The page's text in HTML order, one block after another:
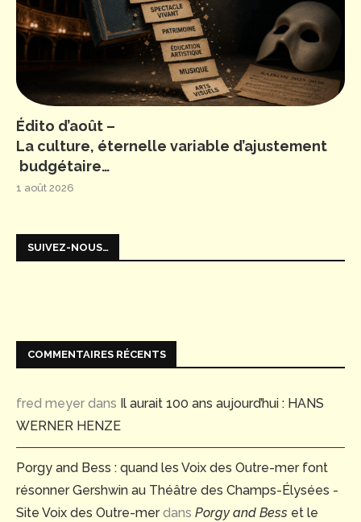
Édito d’août –
La culture, éternelle variable d’ajustement
budgétaire…
1 août 2026
SUIVEZ-NOUS…
COMMENTAIRES RÉCENTS
fred meyer dans Il aurait 100 ans aujourd’hui : HANS
WERNER HENZE
Porgy and Bess : quand les Voix des Outre-mer font
résonner Gershwin au Théâtre des Champs-Élysées -
Site Voix des Outre-merdans Porgy and Bess et le